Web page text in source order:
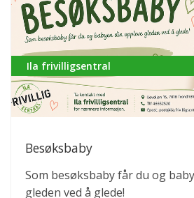
Ila frivilligsentral
Besøksbaby
Som besøksbaby får du og
gleden ved å glede!